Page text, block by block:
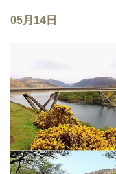
生活風
日記簿
餐桌週記
享樂隨手拍
照相簿
05月14日